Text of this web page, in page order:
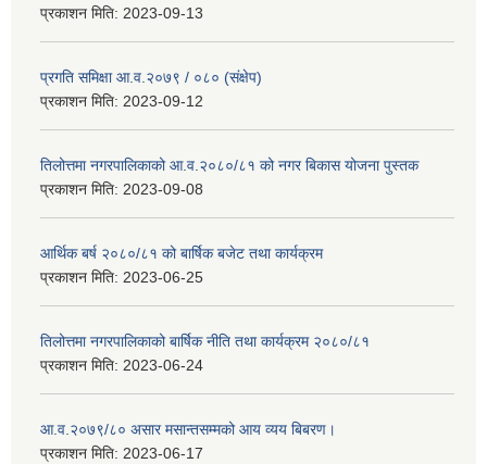
प्रकाशन मिति: 2023-09-13
प्रगति समिक्षा आ.व.२०७९ / ०८० (संक्षेप)
प्रकाशन मिति: 2023-09-12
तिलोत्तमा नगरपालिकाको आ.व.२०८०/८१ को नगर बिकास योजना पुस्तक
प्रकाशन मिति: 2023-09-08
आर्थिक बर्ष २०८०/८१ को बार्षिक बजेट तथा कार्यक्रम
प्रकाशन मिति: 2023-06-25
तिलोत्तमा नगरपालिकाको बार्षिक नीति तथा कार्यक्रम २०८०/८१
प्रकाशन मिति: 2023-06-24
आ.व.२०७९/८० असार मसान्तसम्मको आय व्यय बिबरण।
प्रकाशन मिति: 2023-06-17